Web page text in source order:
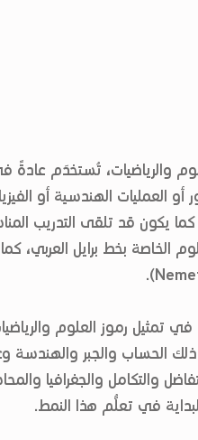
والرياضيات، تُستخدَم عادةً
أو العمليات الهندسية أو
يكون قد تلقى التدريب
الخاصة بخط برايل العربي،
تمثيل رموز العلوم
الحساب والجبر والهندسة
والتكامل والجغرافيا
في تعلُّم هذا النمط.